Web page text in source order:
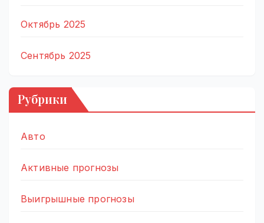
Октябрь 2025
Сентябрь 2025
Рубрики
Авто
Активные прогнозы
Выигрышные прогнозы